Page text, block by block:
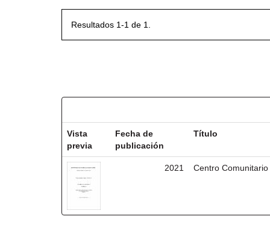
Resultados 1-1 de 1.
Vista
previa
Fecha de
publicación
Título
2021 Centro